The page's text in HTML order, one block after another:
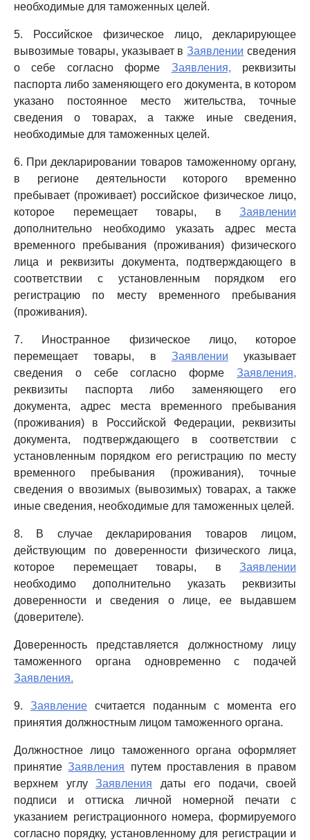
необходимые для таможенных целей.
5. Российское физическое лицо, декларирующее
вывозимые товары, указывает вЗаявлении сведения
о себе согласно форме Заявления, реквизиты
паспорта либо заменяющего его документа, в котором
указано постоянное место жительства, точные
сведения о товарах, а также иные сведения,
необходимые для таможенных целей.
6. При декларировании товаров таможенному органу,
в регионе деятельности которого временно
пребывает (проживает) российское физическое лицо,
которое перемещает товары, в Заявлении
дополнительно необходимо указать адрес места
временного пребывания (проживания) физического
лица и реквизиты документа, подтверждающего в
соответствии с установленным порядком его
регистрацию по месту временного пребывания
(проживания).
7. Иностранное физическое лицо, которое
перемещает товары, в Заявлении указывает
сведения о себе согласно форме Заявления,
реквизиты паспорта либо заменяющего его
документа, адрес места временного пребывания
(проживания) в Российской Федерации, реквизиты
документа, подтверждающего в соответствии с
установленным порядком его регистрацию по месту
временного пребывания (проживания), точные
сведения о ввозимых (вывозимых) товарах, а также
иные сведения, необходимые для таможенных целей.
8. В случае декларирования товаров лицом,
действующим по доверенности физического лица,
которое перемещает товары, в Заявлении
необходимо дополнительно указать реквизиты
доверенности и сведения о лице, ее выдавшем
(доверителе).
Доверенность представляется должностному лицу
таможенного органа одновременно с подачей
Заявления.
9. Заявление считается поданным с момента его
принятия должностным лицом таможенного органа.
Должностное лицо таможенного органа оформляет
принятиеЗаявления путем проставления в правом
верхнем углу Заявления даты его подачи, своей
подписи и оттиска личной номерной печати с
указанием регистрационного номера, формируемого
согласно порядку, установленному для регистрации и